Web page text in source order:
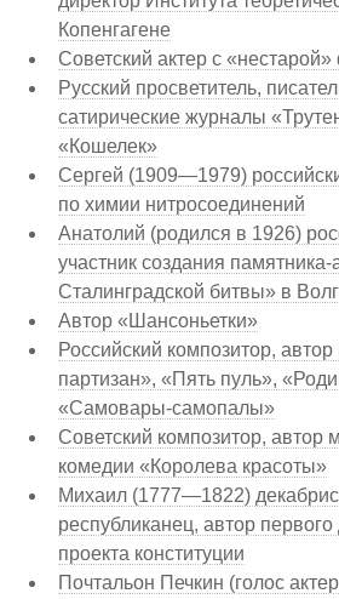
Копенгагене
Советский актер с
Русский просветитель,
сатирические журналы
«Кошелек»
Сергей (1909—1979)
по химии нитросоединений
Анатолий (родился в 1926)
участник создания
Сталинградской битвы» в
Автор «Шансоньетки»
Российский композитор,
партизан», «Пять пуль»,
«Самовары-самопалы»
Советский композитор, автор
комедии «Королева красоты»
Михаил (1777—1822)
республиканец, автор первого
проекта конституции
Почтальон Печкин (голос